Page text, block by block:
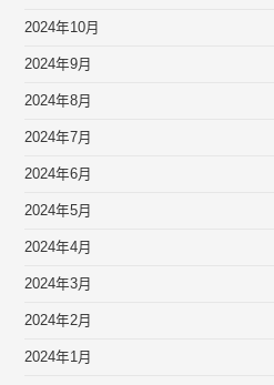
2024年10月
2024年9月
2024年8月
2024年7月
2024年6月
2024年5月
2024年4月
2024年3月
2024年2月
2024年1月